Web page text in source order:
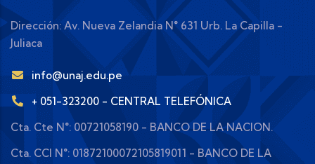
Dirección: Av. Nueva Zelandia N° 631 Urb. La Capilla -
Juliaca
info@unaj.edu.pe
+ 051-323200 - CENTRAL TELEFÓNICA
Cta. Cte N°: 00721058190 - BANCO DE LA NACION.
Cta. CCI N°: 01872100072105819011 - BANCO DE LA